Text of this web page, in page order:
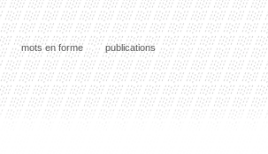
mots en forme publications